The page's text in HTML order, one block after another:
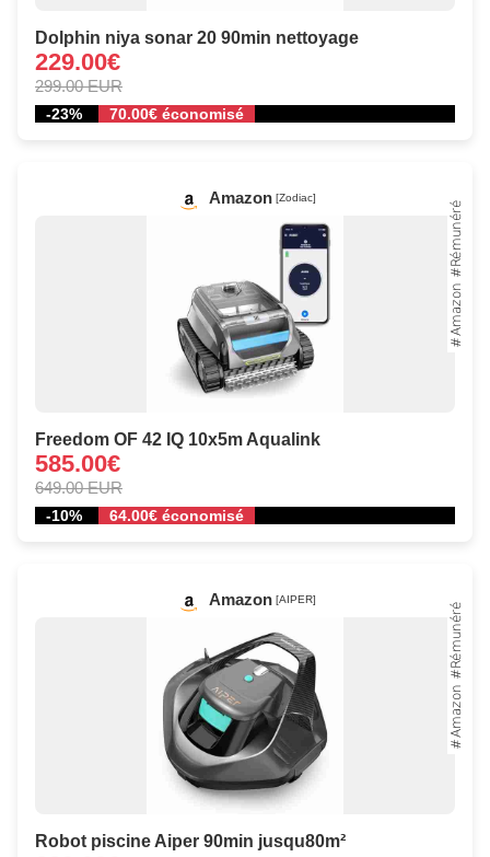
Dolphin niya sonar 20 90min nettoyage
229.00€
299.00 EUR
-23% 70.00€ économisé
Amazon [Zodiac]
Freedom OF 42 IQ 10x5m Aqualink
585.00€
649.00 EUR
-10% 64.00€ économisé
Amazon [AIPER]
Robot piscine Aiper 90min jusqu80m²